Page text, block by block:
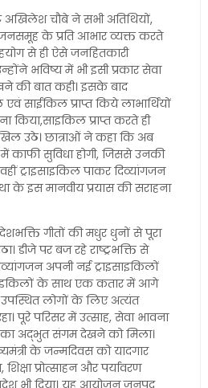
चौबे ने सभी अतिथियों,
के प्रति आभार व्यक्त करते
से ही ऐसे जनहितकारी
भविष्य में भी इसी प्रकार सेवा
की बात कही। इसके बाद
साईकिल प्राप्त किये लाभार्थियों
किया,साइकिल प्राप्त करते ही
उठे। छात्राओं ने कहा कि अब
काफी सुविधा होगी, जिससे उनकी
वहीं ट्राइसाइकिल पाकर दिव्यांगजन
के इस मानवीय प्रयास की सराहना
गीतों की मधुर धुनों से पूरा
डीजे पर बज रहे राष्ट्रभक्ति से
अपनी नई ट्राइसाइकिलों
के साथ एक कतार में आगे
उपस्थित लोगों के लिए अत्यंत
पूरे परिसर में उत्साह, सेवा भावना
अद्भुत संगम देखने को मिला।
के जन्मदिवस को यादगार
प्रोत्साहन और पर्यावरण
भी दिया। यह आयोजन जनपद